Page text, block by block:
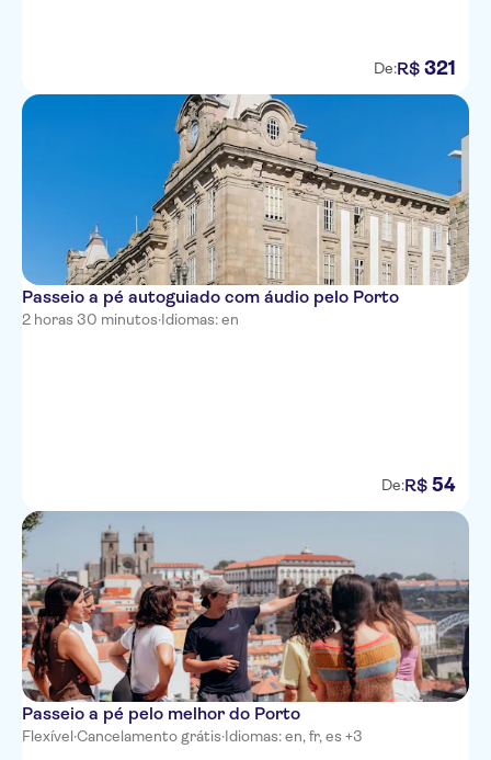
De:R$ 321
Passeio a pé autoguiado com áudio pelo Porto
2 horas 30 minutos·Idiomas: en
De:R$ 54
Passeio a pé pelo melhor do Porto
Flexível·Cancelamento grátis·Idiomas: en, fr, es +3